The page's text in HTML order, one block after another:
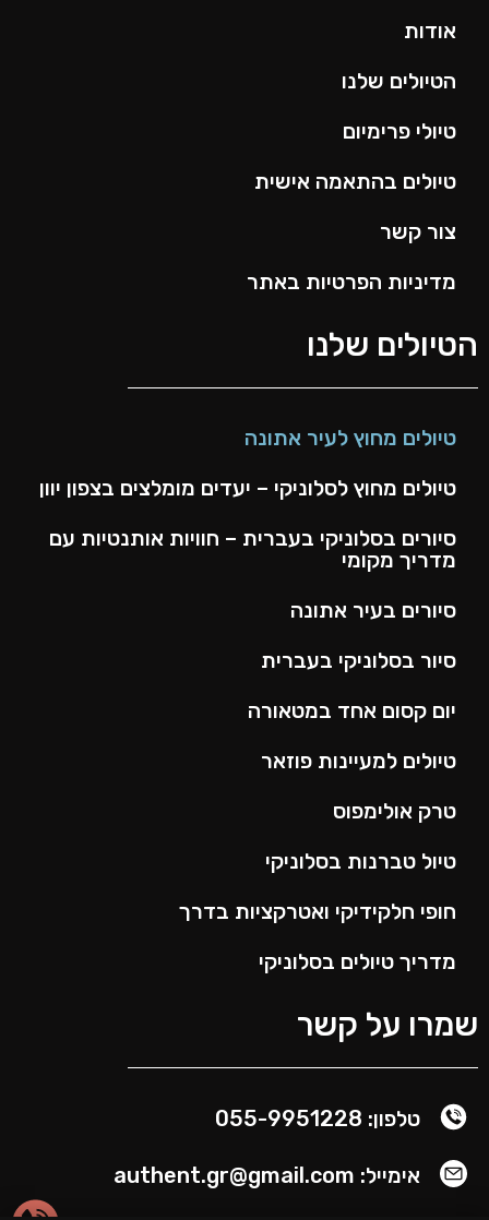
אודות
הטיולים שלנו
טיולי פרימיום
טיולים בהתאמה אישית
צור קשר
מדיניות הפרטיות באתר
הטיולים שלנו
טיולים מחוץ לעיר אתונה
טיולים מחוץ לסלוניקי – יעדים מומלצים בצפון יוון
סיורים בסלוניקי בעברית – חוויות אותנטיות עם
מדריך מקומי
סיורים בעיר אתונה
סיור בסלוניקי בעברית
יום קסום אחד במטאורה
טיולים למעיינות פוזאר
טרק אולימפוס
טיול טברנות בסלוניקי
חופי חלקידיקי ואטרקציות בדרך
מדריך טיולים בסלוניקי
שמרו על קשר
טלפון: 055-9951228
אימייל: authent.gr@gmail.com